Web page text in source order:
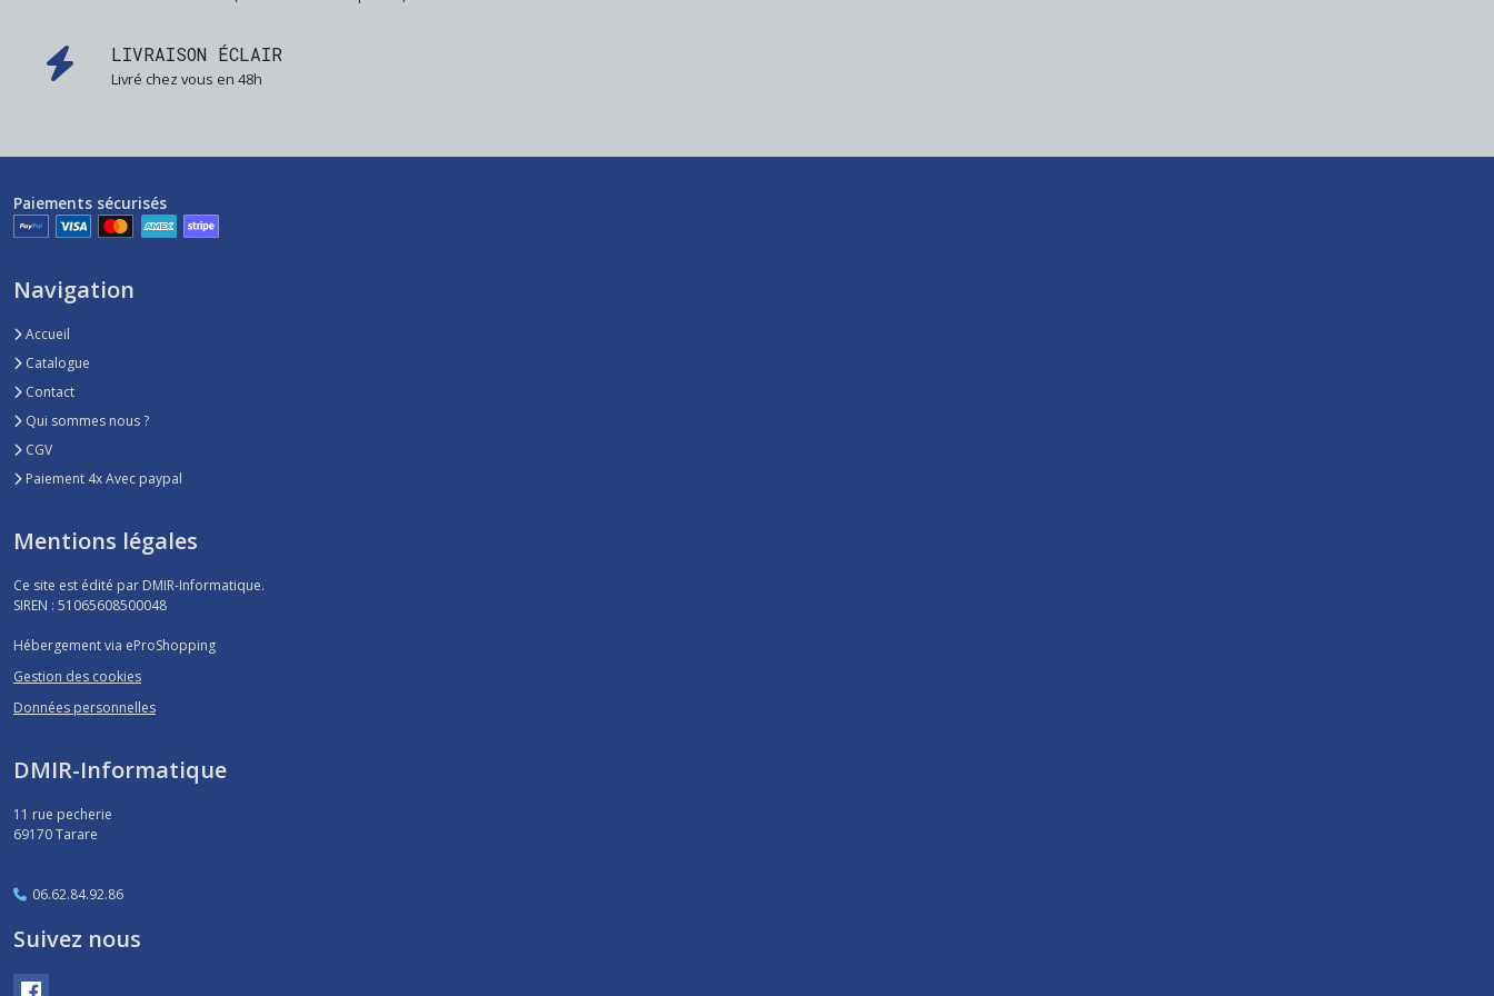
LIVRAISON ÉCLAIR
Livré chez vous en 48h
Paiements sécurisés
Navigation
Accueil
Catalogue
Contact
Qui sommes nous ?
CGV
Paiement 4x Avec paypal
Mentions légales
Ce site est édité par DMIR-Informatique.
SIREN : 51065608500048
Hébergement via eProShopping
Gestion des cookies
Données personnelles
DMIR-Informatique
11 rue pecherie
69170Tarare
06.62.84.92.86
Suivez nous